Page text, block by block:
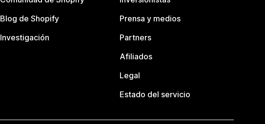
Blog de Shopify
Investigación
Prensa y medios
Partners
Afiliados
Legal
Estado del servicio